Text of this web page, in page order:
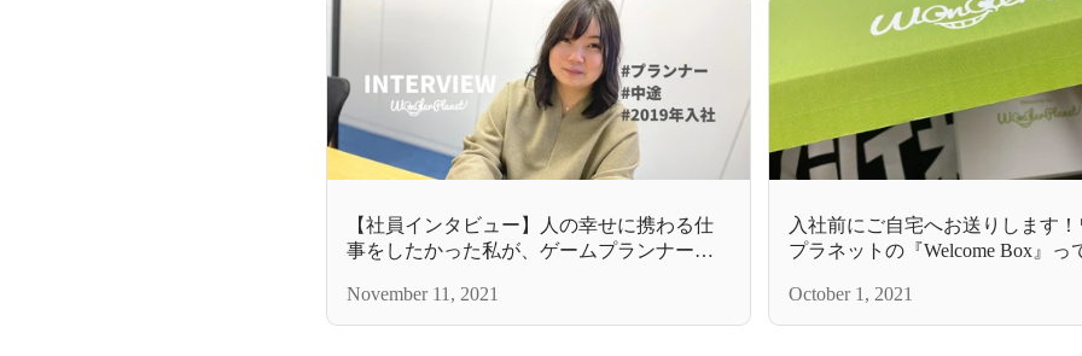
【社員インタビュー】人の幸せに携わる仕
事をしたかった私が、ゲームプランナーを
November 11, 2021
入社前にご自宅へお送りします
プラネットの『Welcome Box』っ
October 1, 2021